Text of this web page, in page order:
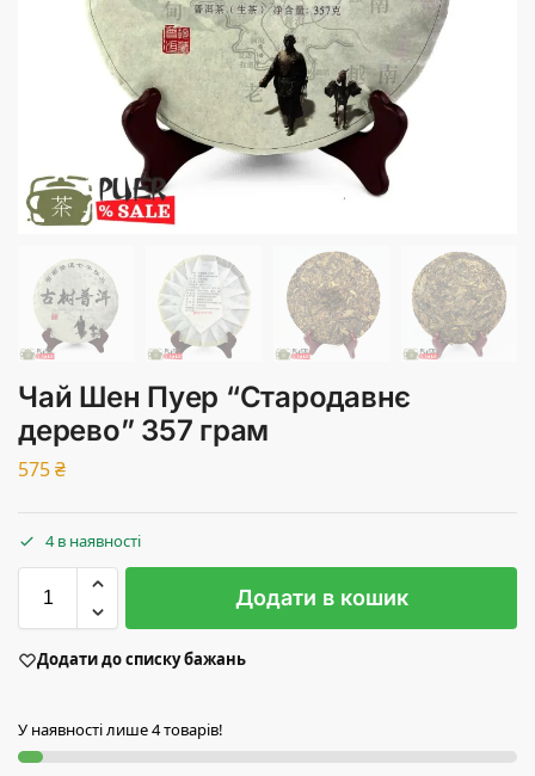
Чай Шен Пуер “Стародавнє
дерево” 357 грам
575₴
4 в наявності
Додати в кошик
Додати до списку бажань
У наявності лише 4 товарів!